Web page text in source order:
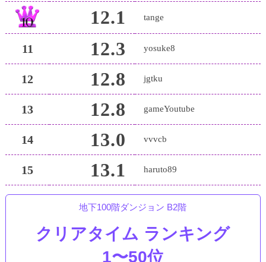
12.1 tange
11 12.3 yosuke8
12 12.8 jgtku
13 12.8 gameYoutube
14 13.0 vvvcb
15 13.1 haruto89
地下100階ダンジョン B2階
クリアタイム ランキング
1〜50位